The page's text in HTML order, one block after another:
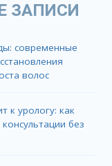
ЗАПИСИ
современные
волос
к урологу: как
без